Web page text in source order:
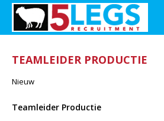
TEAMLEIDER PRODUCTIE
Nieuw
Teamleider Productie